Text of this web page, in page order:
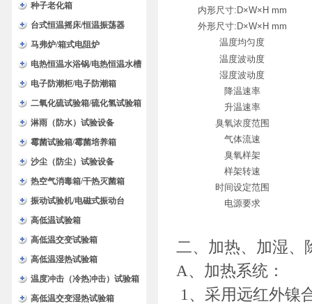
种子老化箱
台式恒温摇床/恒温振荡器
马弗炉/箱式电阻炉
电热恒温水浴锅/电热恒温水槽
电子防潮柜/电子防潮箱
二氧化硫试验箱/硫化氢试验箱
淋雨（防水）试验设备
霉菌试验箱/霉菌培养箱
沙尘（防尘）试验设备
热空气消毒箱/干热灭菌箱
振动试验机/电磁式振动台
高低温试验箱
高低温交变试验箱
高低温湿热试验箱
温度冲击（冷热冲击）试验箱
高低温交变湿热试验箱
内形尺寸:D×W×H mm
外形尺寸:D×W×H mm
温度均匀度
温度波动度
湿度波动度
降温速率
升温速率
臭氧浓度范围
气体流速
臭氧样架
样架转速
时间设定范围
电源要求
二、加热、加湿、
A、加热系统：
1、采用远红外镍